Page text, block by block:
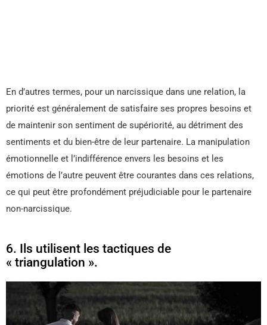
En d’autres termes, pour un narcissique dans une relation, la
priorité est généralement de satisfaire ses propres besoins et
de maintenir son sentiment de supériorité, au détriment des
sentiments et du bien-être de leur partenaire. La manipulation
émotionnelle et l’indifférence envers les besoins et les
émotions de l’autre peuvent être courantes dans ces relations,
ce qui peut être profondément préjudiciable pour le partenaire
non-narcissique.
6. Ils utilisent les tactiques de
« triangulation ».